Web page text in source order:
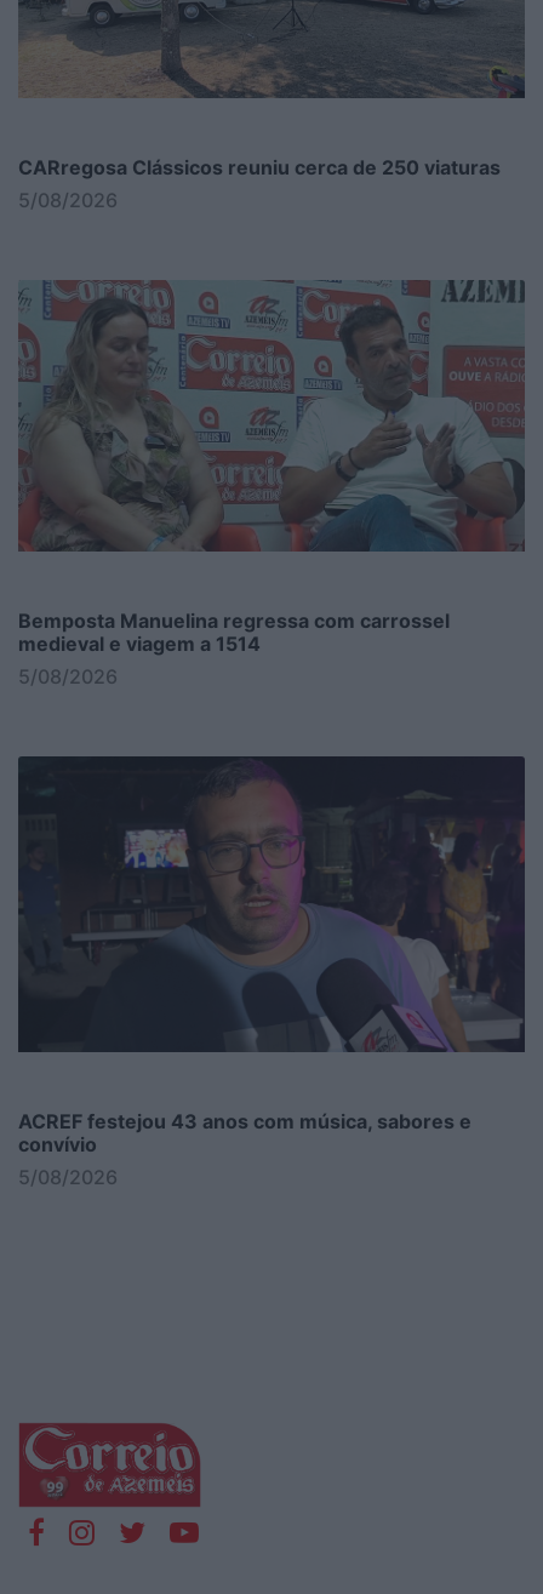
CARregosa Clássicos reuniu cerca de 250 viaturas
5/08/2026
Bemposta Manuelina regressa com carrossel
medieval e viagem a 1514
5/08/2026
ACREF festejou 43 anos com música, sabores e
convívio
5/08/2026